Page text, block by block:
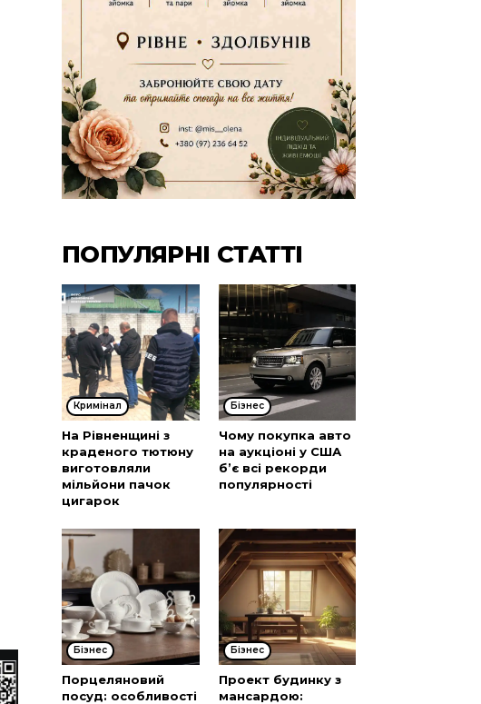
ПОПУЛЯРНІ СТАТТІ
Кримінал
На Рівненщині з
краденого тютюну
виготовляли
мільйони пачок
цигарок
Бізнес
Чому покупка авто
на аукціоні у США
б’є всі рекорди
популярності
Бізнес
Порцеляновий
посуд: особливості
Бізнес
Проект будинку з
мансардою: